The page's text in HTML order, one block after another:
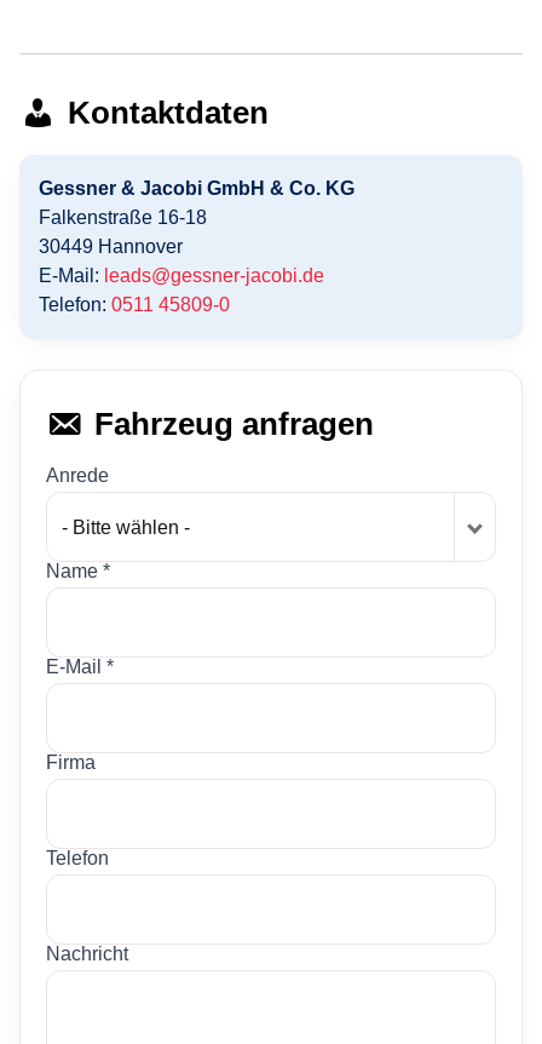
Kontaktdaten
Gessner & Jacobi GmbH & Co. KG
Falkenstraße 16-18
30449 Hannover
E-Mail: leads@gessner-jacobi.de
Telefon: 0511 45809-0
Fahrzeug anfragen
Anrede
- Bitte wählen -
Name *
E-Mail *
Firma
Telefon
Nachricht